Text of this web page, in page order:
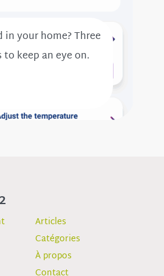
in your home? Three
keep an eye on.
Articles
Catégories
À propos